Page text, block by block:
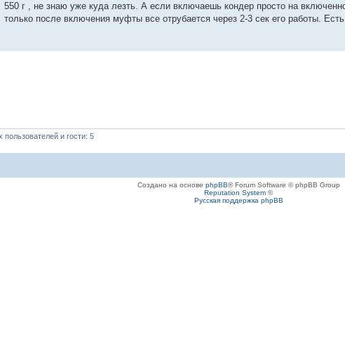
550 г , не знаю уже куда лезть. А если включаешь кондер просто на
только после включения муфты все отрубается через 2-3 сек его работы.
и гости: 5
Создано на основе phpBB® Forum Software © phpBB Group
Reputation System ©
Русская поддержка phpBB